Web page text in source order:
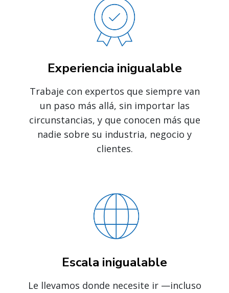
Experiencia inigualable
Trabaje con expertos que siempre van
un paso más allá, sin importar las
circunstancias, y que conocen más que
nadie sobre su industria, negocio y
clientes.
Escala inigualable
Le llevamos donde necesite ir —incluso